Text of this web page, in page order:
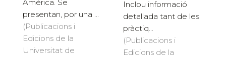
América. Se
presentan, por una ...
(Publicacions i
Edicions de la
Universitat de
Inclou informació
detallada tant de les
pràctiq...
(Publicacions i
Edicions de la